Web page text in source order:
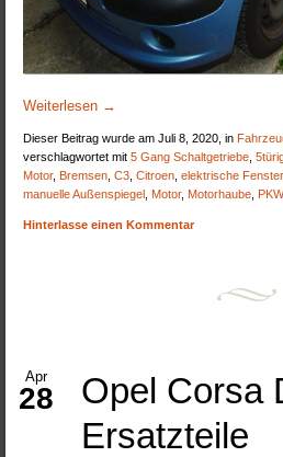
Weiterlesen →
Dieser Beitrag wurde am Juli 8, 2020, in
verschlagwortet mit5 Gang Schaltgetriebe ,
Motor, Bremsen ,C3 ,Citroen ,elektrische
manuelle Außenspiegel
Motor, Motorhaube PKW
Hinterlasse einen Kommentar
Opel Corsa
Ersatzteile
Apr
28